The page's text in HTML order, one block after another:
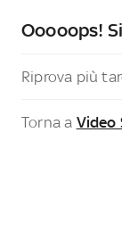
Ooooops!
Riprova più
Torna a Video